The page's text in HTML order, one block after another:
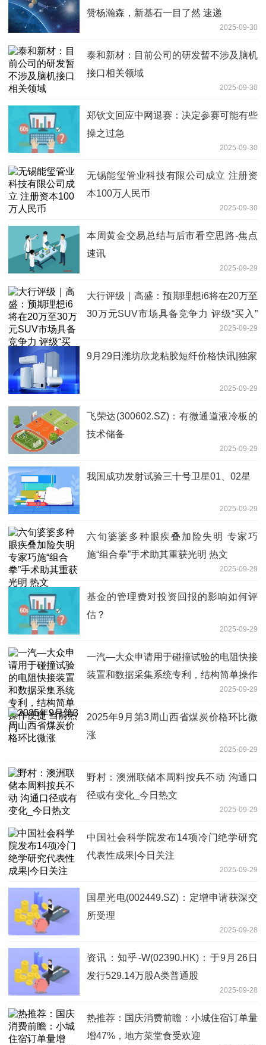
赞杨瀚森，新基石一目了然 速递
2025-09-30
泰和新材：目前公司的研发暂不涉及脑机
接口相关领域
2025-09-30
郑钦文回应中网退赛：决定参赛可能有些
操之过急
2025-09-30
无锡能玺管业科技有限公司成立 注册资
本100万人民币
2025-09-30
本周黄金交易总结与后市看空思路-焦点
速讯
2025-09-29
大行评级｜高盛：预期理想i6将在20万至
30万元SUV市场具备竞争力 评级“买入”
2025-09-29
9月29日潍坊欣龙粘胶短纤价格快讯|独家
2025-09-29
飞荣达(300602.SZ)：有微通道液冷板的
技术储备
2025-09-29
我国成功发射试验三十号卫星01、02星
2025-09-29
六旬婆婆多种眼疾叠加险失明 专家巧
施“组合拳”手术助其重获光明 热文
2025-09-29
基金的管理费对投资回报的影响如何评
估？
2025-09-29
一汽—大众申请用于碰撞试验的电阻快接
装置和数据采集系统专利，结构简单操作
2025-09-29
2025年9月第3周山西省煤炭价格环比微
涨
2025-09-29
野村：澳洲联储本周料按兵不动 沟通口
径或有变化_今日热文
2025-09-29
中国社会科学院发布14项冷门绝学研究
代表性成果|今日关注
2025-09-29
国星光电(002449.SZ)：定增申请获深交
所受理
2025-09-28
资讯：知乎-W(02390.HK)：于9月26日
发行529.14万股A类普通股
2025-09-28
热推荐：国庆消费前瞻：小城住宿订单量
增47%，地方菜堂食受欢迎